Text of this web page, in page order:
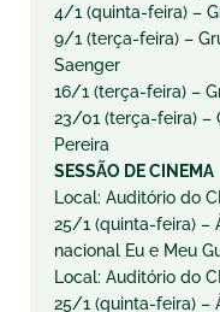
4/1 (quinta-feira) –
9/1 (terça-feira) –
Saenger
16/1 (terça-feira) –
23/01 (terça-feira) –
Pereira
SESSÃO DE CINEMA
Local: Auditório do
25/1 (quinta-feira) –
nacional Eu e Meu
Local: Auditório do
25/1 (quinta-feira) –